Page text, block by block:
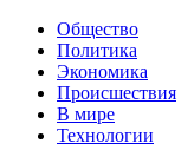
Общество
Политика
Экономика
Происшествия
В мире
Технологии